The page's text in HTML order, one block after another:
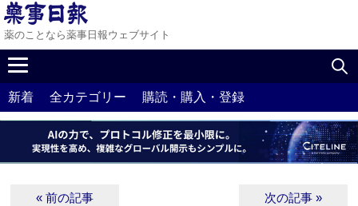
薬のことなら薬事日報ウェブサイト
新着 全カテゴリー 購読・購入・登録
« 前の記事 次の記事 »